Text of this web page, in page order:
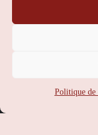
Politique de
Contact
: 102 273